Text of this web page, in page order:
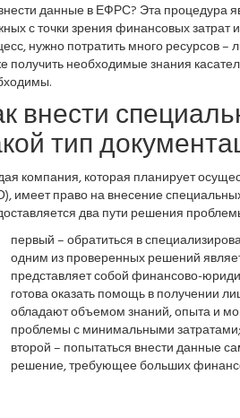
данные в ЕФРС? Эта процедура
с точки зрения финансовых затрат
нужно потратить много ресурсов –
получить необходимые знания
внести
тип
компания, которая планирует
имеет право на внесение
два пути решения
первый – обратиться в
одним из проверенных решений
представляет собой финансово-
готова оказать помощь в получении
обладают объемом знаний, опыта и
проблемы с минимальными затратами;
второй – попытаться внести данные
решение, требующее больших